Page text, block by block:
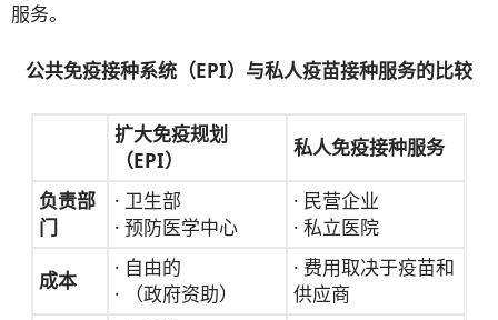
服务。
公共免疫接种系统（EPI）与私人疫苗接种服务的比较
扩大免疫规划
（EPI）
私人免疫接种服务
负责部
门
· 卫生部
· 预防医学中心
· 民营企业
· 私立医院
成本
· 自由的
· （政府资助）
· 费用取决于疫苗和
供应商